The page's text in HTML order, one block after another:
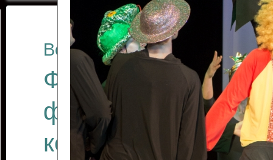
ОТЧЕТЫ ГКЦ
Все отчеты
Финал
фестиваля
коллективов